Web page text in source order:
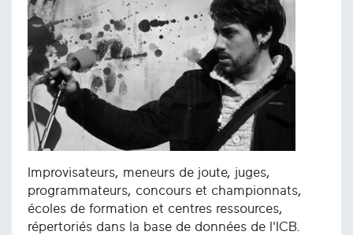
Improvisateurs, meneurs de joute, juges,
programmateurs, concours et championnats,
écoles de formation et centres ressources,
répertoriés dans la base de données de l'ICB.